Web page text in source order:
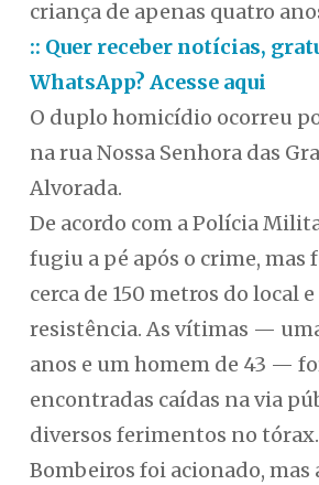
criança de apenas quatro
:: Quer receber notícias,
WhatsApp? Acesse aqui
O duplo homicídio ocorreu
na rua Nossa Senhora das
Alvorada.
De acordo com a Polícia
fugiu a pé após o crime, mas
cerca de 150 metros do local
resistência. As vítimas —
anos e um homem de 43 —
encontradas caídas na via
diversos ferimentos no tórax.
Bombeiros foi acionado, mas